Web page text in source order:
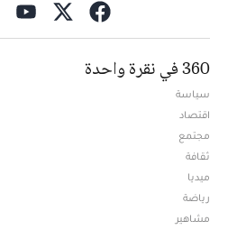
360 في نقرة واحدة
سياسة
اقتصاد
مجتمع
ثقافة
ميديا
رياضة
مشاهير